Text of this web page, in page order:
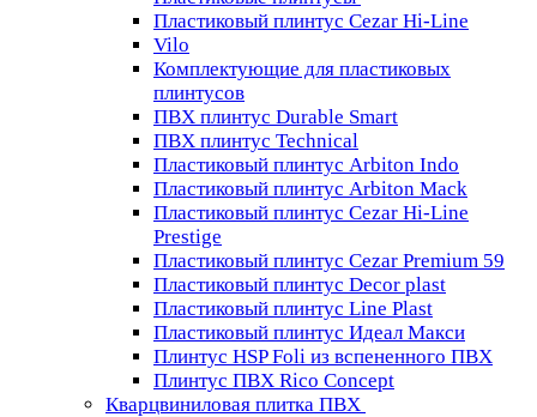
Пластиковый плинтус Cezar Hi-Line
Vilo
Комплектующие для пластиковых
плинтусов
ПВХ плинтус Durable Smart
ПВХ плинтус Technical
Пластиковый плинтус Arbiton Indo
Пластиковый плинтус Arbiton Mack
Пластиковый плинтус Cezar Hi-Line
Prestige
Пластиковый плинтус Cezar Premium 59
Пластиковый плинтус Decor plast
Пластиковый плинтус Line Plast
Пластиковый плинтус Идеал Макси
Плинтус HSP Foli из вспененного ПВХ
Плинтус ПВХ Rico Concept
Кварцвиниловая плитка ПВХ